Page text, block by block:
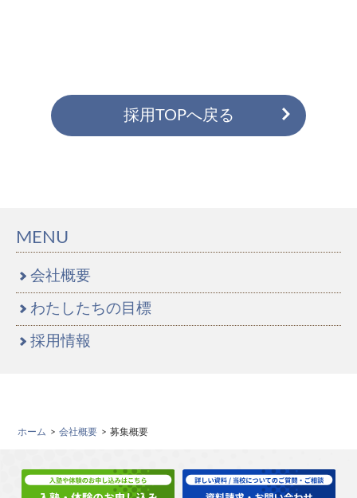
採用TOPへ戻る
MENU
会社概要
わたしたちの目標
採用情報
ホーム 会社概要 募集概要